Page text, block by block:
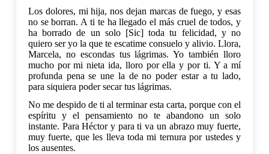
Los dolores, mi hija, nos dejan marcas de fuego, y esas
no se borran. A ti te ha llegado el más cruel de todos, y
ha borrado de un solo [Sic] toda tu felicidad, y no
quiero ser yo la que te escatime consuelo y alivio. Llora,
Marcela, no escondas tus lágrimas. Yo también lloro
mucho por mi nieta ida, lloro por ella y por ti. Y a mí
profunda pena se une la de no poder estar a tu lado,
para siquiera poder secar tus lágrimas.
No me despido de ti al terminar esta carta, porque con el
espíritu y el pensamiento no te abandono un solo
instante. Para Héctor y para ti va un abrazo muy fuerte,
muy fuerte, que les lleva toda mi ternura por ustedes y
los ausentes.